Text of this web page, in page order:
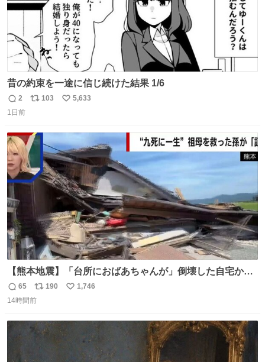
昔の約束を一途に信じ続けた結果 1/6
返
信
2
リ
ト
数
103
い
数
5,633
1日前
【熊本地震】「台所におばあちゃんが」倒壊した自宅から
孫が救出 地震発生時、台所で夕食の準備をしていた祖母の
「助けて」という声。祖母を背負い、助け出した孫が「命
返
信
65
リ
ポ
ト
190
い
1,746
14時間前